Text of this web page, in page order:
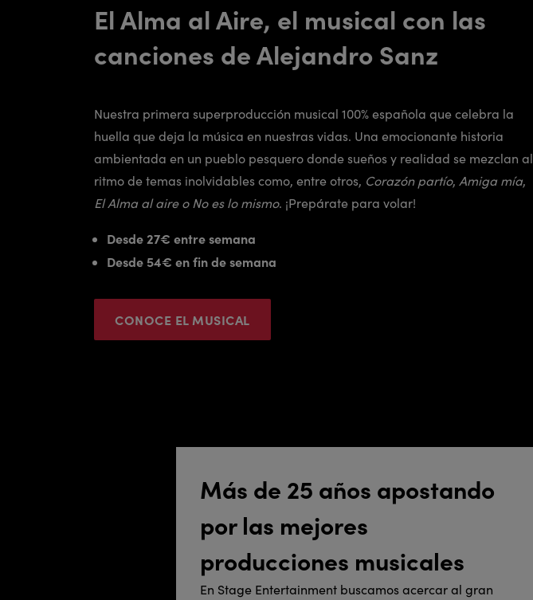
El Alma al Aire, el musical con las
canciones de Alejandro Sanz
Nuestra primera superproducción musical 100% española que celebra la
huella que deja la música en nuestras vidas. Una emocionante historia
ambientada en un pueblo pesquero donde sueños y realidad se mezclan al
ritmo de temas inolvidables como, entre otros, Corazón partío, Amiga mía,
El Alma al aire o No es lo mismo. ¡Prepárate para volar!
Desde 27€ entre semana
Desde 54€ en fin de semana
CONOCE EL MUSICAL
Más de 25 años apostando
por las mejores
producciones musicales
En Stage Entertainment buscamos acercar al gran